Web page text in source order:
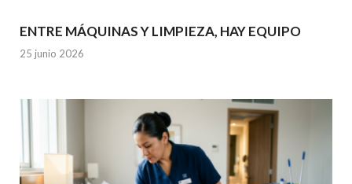
ENTRE MÁQUINAS Y LIMPIEZA, HAY EQUIPO
25 junio 2026